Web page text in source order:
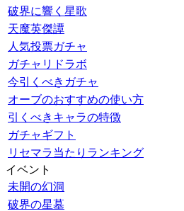
破界に響く星歌
天魔英傑譚
人気投票ガチャ
ガチャリドラボ
今引くべきガチャ
オーブのおすすめの使い方
引くべきキャラの特徴
ガチャギフト
リセマラ当たりランキング
イベント
未開の幻洞
破界の星墓